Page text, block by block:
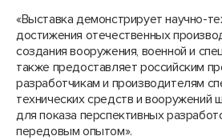
«Выставка демонстрирует научно-
достижения отечественных
создания вооружения, военной и
также предоставляет российским
разработчикам и производителям
технических средств и вооружений
для показа перспективных
передовым опытом».